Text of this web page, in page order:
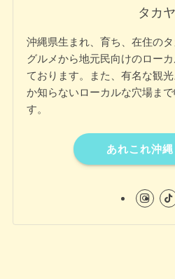
タカヤ
沖縄県生まれ、育ち、在住の
グルメから地元民向けのロー
ております。また、有名な観
か知らないローカルな穴場ま
す。
あれこれ沖縄